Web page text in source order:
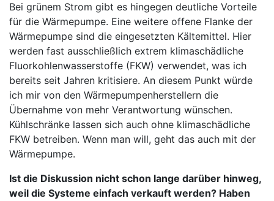
Bei grünem Strom gibt es hingegen deutliche Vorteile
für die Wärmepumpe. Eine weitere offene Flanke der
Wärmepumpe sind die eingesetzten Kältemittel. Hier
werden fast ausschließlich extrem klimaschädliche
Fluorkohlenwasserstoffe (FKW) verwendet, was ich
bereits seit Jahren kritisiere. An diesem Punkt würde
ich mir von den Wärmepumpenherstellern die
Übernahme von mehr Verantwortung wünschen.
Kühlschränke lassen sich auch ohne klimaschädliche
FKW betreiben. Wenn man will, geht das auch mit der
Wärmepumpe.
Ist die Diskussion nicht schon lange darüber hinweg,
weil die Systeme einfach verkauft werden? Haben